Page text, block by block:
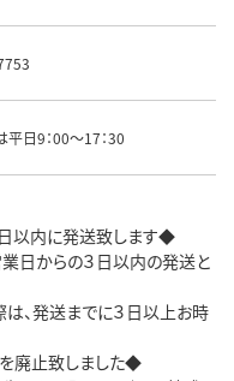
日9：00～17：30
日以内に発送致します◆
日からの３日以内の発送と
、発送までに３日以上お時
廃止致しました◆